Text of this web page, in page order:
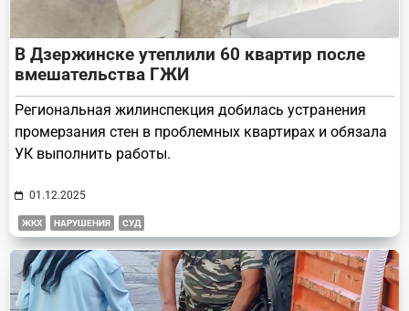
В Дзержинске утеплили 60 квартир после
вмешательства ГЖИ
Региональная жилинспекция добилась устранения
промерзания стен в проблемных квартирах и обязала
УК выполнить работы.
01.12.2025
ЖКХ НАРУШЕНИЯ СУД